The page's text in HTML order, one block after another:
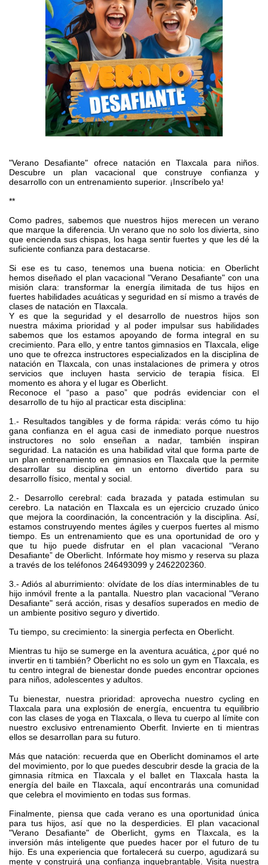
"Verano Desafiante" ofrece natación en Tlaxcala para niños.
Descubre un plan vacacional que construye confianza y
desarrollo con un entrenamiento superior. ¡Inscríbelo ya!
**
Como padres, sabemos que nuestros hijos merecen un verano
que marque la diferencia. Un verano que no solo los divierta, sino
que encienda sus chispas, los haga sentir fuertes y que les dé la
suficiente confianza para destacarse.
Si ese es tu caso, tenemos una buena noticia: en Oberlicht
hemos diseñado el plan vacacional "Verano Desafiante" con una
misión clara: transformar la energía ilimitada de tus hijos en
fuertes habilidades acuáticas y seguridad en sí mismo a través de
clases de natación en Tlaxcala.
Y es que la seguridad y el desarrollo de nuestros hijos son
nuestra máxima prioridad y al poder impulsar sus habilidades
sabemos que los estamos apoyando de forma integral en su
crecimiento. Para ello, y entre tantos gimnasios en Tlaxcala, elige
uno que te ofrezca instructores especializados en la disciplina de
natación en Tlaxcala, con unas instalaciones de primera y otros
servicios que incluyen hasta servicio de terapia física. El
momento es ahora y el lugar es Oberlicht.
Reconoce el “paso a paso” que podrás evidenciar con el
desarrollo de tu hijo al practicar esta disciplina:
1.- Resultados tangibles y de forma rápida: verás cómo tu hijo
gana confianza en el agua casi de inmediato porque nuestros
instructores no solo enseñan a nadar, también inspiran
seguridad. La natación es una habilidad vital que forma parte de
un plan entrenamiento en gimnasios en Tlaxcala que la permite
desarrollar su disciplina en un entorno divertido para su
desarrollo físico, mental y social.
2.- Desarrollo cerebral: cada brazada y patada estimulan su
cerebro. La natación en Tlaxcala es un ejercicio cruzado único
que mejora la coordinación, la concentración y la disciplina. Así,
estamos construyendo mentes ágiles y cuerpos fuertes al mismo
tiempo. Es un entrenamiento que es una oportunidad de oro y
que tu hijo puede disfrutar en el plan vacacional “Verano
Desafiante” de Oberlicht. Infórmate hoy mismo y reserva su plaza
a través de los teléfonos 246493099 y 2462202360.
3.- Adiós al aburrimiento: olvídate de los días interminables de tu
hijo inmóvil frente a la pantalla. Nuestro plan vacacional "Verano
Desafiante" será acción, risas y desafíos superados en medio de
un ambiente positivo seguro y divertido.
Tu tiempo, su crecimiento: la sinergia perfecta en Oberlicht.
Mientras tu hijo se sumerge en la aventura acuática, ¿por qué no
invertir en ti también? Oberlicht no es solo un gym en Tlaxcala, es
tu centro integral de bienestar donde puedes encontrar opciones
para niños, adolescentes y adultos.
Tu bienestar, nuestra prioridad: aprovecha nuestro cycling en
Tlaxcala para una explosión de energía, encuentra tu equilibrio
con las clases de yoga en Tlaxcala, o lleva tu cuerpo al límite con
nuestro exclusivo entrenamiento Oberfit. Invierte en ti mientras
ellos se desarrollan para su futuro.
Más que natación: recuerda que en Oberlicht dominamos el arte
del movimiento, por lo que puedes descubrir desde la gracia de la
gimnasia rítmica en Tlaxcala y el ballet en Tlaxcala hasta la
energía del baile en Tlaxcala, aquí encontrarás una comunidad
que celebra el movimiento en todas sus formas.
Finalmente, piensa que cada verano es una oportunidad única
para tus hijos, así que no la desperdicies. El plan vacacional
"Verano Desafiante" de Oberlicht, gyms en Tlaxcala, es la
inversión más inteligente que puedes hacer por el futuro de tu
hijo. Es una experiencia que fortalecerá su cuerpo, agudizará su
mente y construirá una confianza inquebrantable. Visita nuestra